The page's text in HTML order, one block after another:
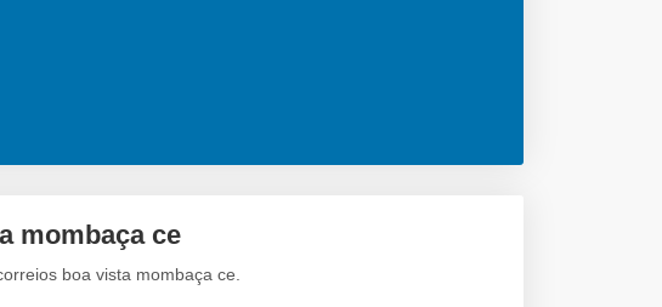
mombaça ce
boa vista mombaça ce.